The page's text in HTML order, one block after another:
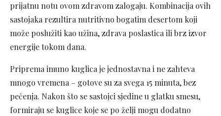
prijatnu notu ovom zdravom zalogaju. Kombinacija ovih
sastojaka rezultira nutritivno bogatim desertom koji
može poslužiti kao užina, zdrava poslastica ili brz izvor
energije tokom dana.
Priprema imuno kuglica je jednostavna i ne zahteva
mnogo vremena – gotove su za svega 15 minuta, bez
pečenja. Nakon što se sastojci sjedine u glatku smesu,
formiraju se kuglice koje se po želji mogu dodatno